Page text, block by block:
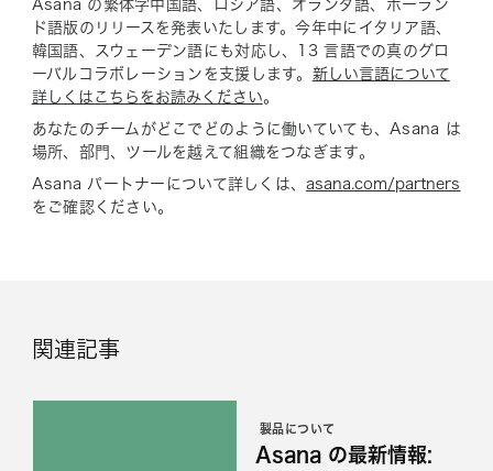
Asana の繁体字中国語、ロシア語、オランダ語、ポーラン
ド語版のリリースを発表いたします。今年中にイタリア語、
韓国語、スウェーデン語にも対応し、13 言語での真のグロ
ーバルコラボレーションを支援します。 新しい言語について
詳しくはこちらをお読みください。
あなたのチームがどこでどのように働いていても、Asana は
場所、部門、ツールを越えて組織をつなぎます。
Asana パートナーについて詳しくは、asana.com/partners
をご確認ください。
関連記事
製品について
Asana の最新情報: